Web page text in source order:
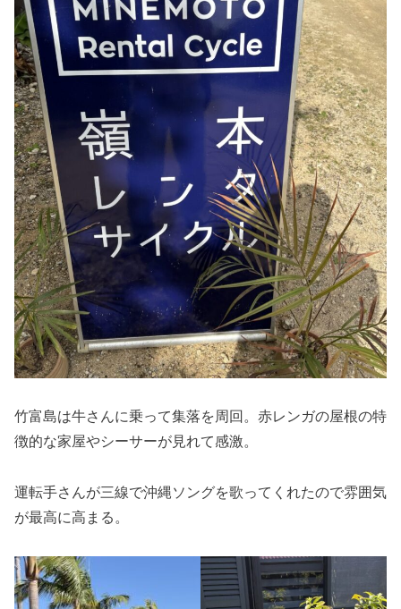
竹富島は牛さんに乗って集落を周回。赤レンガの屋根の特
徴的な家屋やシーサーが見れて感激。
運転手さんが三線で沖縄ソングを歌ってくれたので雰囲気
が最高に高まる。